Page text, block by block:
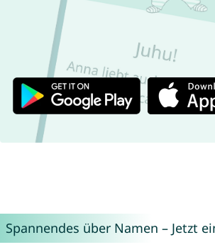
Spannendes über Namen – Jetzt